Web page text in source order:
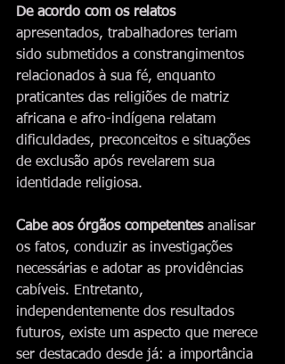
De acordo com os relatos
apresentados, trabalhadores teriam
sido submetidos a constrangimentos
relacionados à sua fé, enquanto
praticantes das religiões de matriz
africana e afro-indígena relatam
dificuldades, preconceitos e situações
de exclusão após revelarem sua
identidade religiosa.
Cabe aos órgãos competentes analisar
os fatos, conduzir as investigações
necessárias e adotar as providências
cabíveis. Entretanto,
independentemente dos resultados
futuros, existe um aspecto que merece
ser destacado desde já: a importância